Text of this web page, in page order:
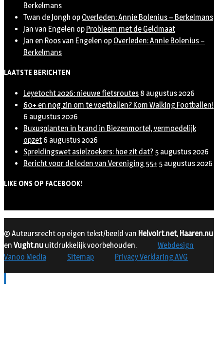
Berkelmans
Twan de Jongh op Overleden: Annie Bolenius – Berkelmans
Jan van Engelen op Probleem met de Geldmaat
Jan en Roos van Engelen op Overleden: Annie Bolenius –
Berkelmans
LAATSTE BERICHTEN
Leyetocht 2026: nieuwe fietsroutes 8 augustus 2026
60+ en nog zin om te voetballen? Kom Walking Footballen!
6 augustus 2026
Buxusplanten in brand in Biezenmortel, vermoedelijk
opzet 6 augustus 2026
Spreidingswet asielzoekers: hoe zit dat? 5 augustus 2026
Bericht voor de leden van Vereniging 55+ 5 augustus 2026
LIKE ONS OP FACEBOOK!
© Auteursrecht op eigen tekst/beeld van Helvoirt.net, Haaren.nu
en Vught.nu uitdrukkelijk voorbehouden.
Webdesign
Vanoo Media
Sitemap Privacy Verklaring AVG